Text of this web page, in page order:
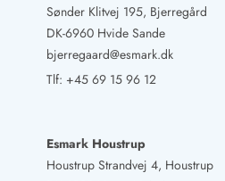
Sønder Klitvej 195, Bjerregård
DK-6960 Hvide Sande
bjerregaard@esmark.dk
Tlf: +45 69 15 96 12
Esmark Houstrup
Houstrup Strandvej 4, Houstrup